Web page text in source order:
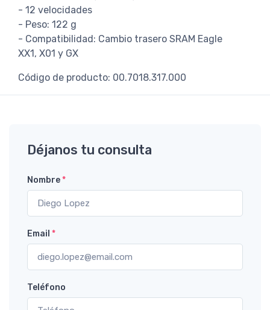
- 12 velocidades
- Peso: 122 g
- Compatibilidad: Cambio trasero SRAM Eagle
XX1, X01 y GX
Código de producto: 00.7018.317.000
Déjanos tu consulta
Nombre*
Email *
Teléfono